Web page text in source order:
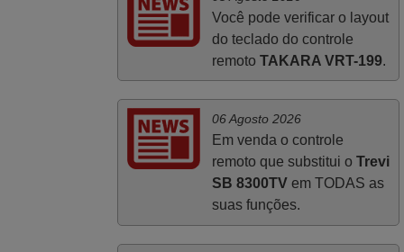
Apresento os meus cumprimentos.
Paulo,
PORTUGAL
Você pode verificar o layout
do teclado do controle
remoto TAKARA VRT-199.
06 Agosto 2026
Em venda o controle
remoto que substitui o Trevi
SB 8300TVem TODAS as
suas funções.